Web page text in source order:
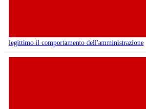
legittimo il comportamento dell'amministrazione